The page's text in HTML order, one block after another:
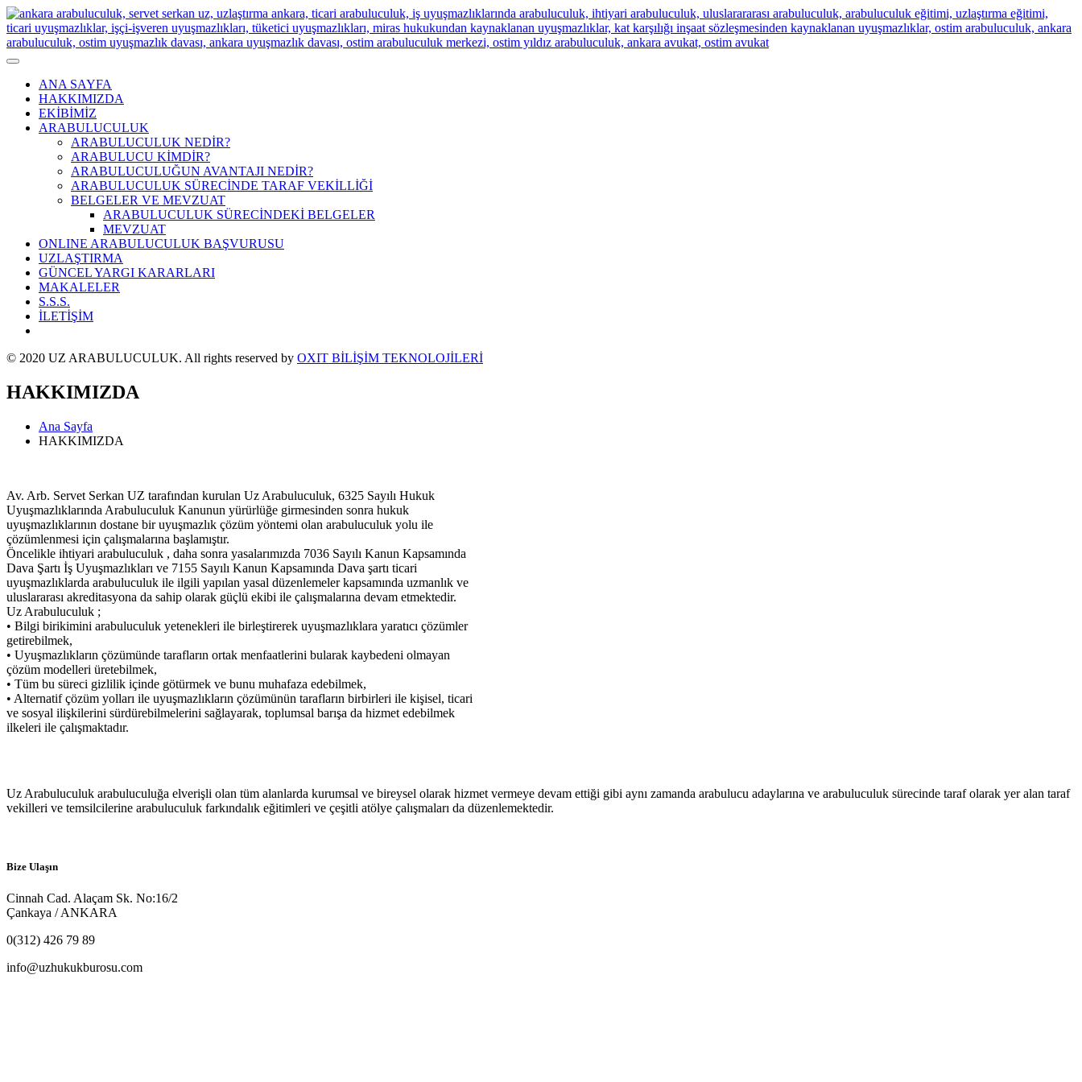
ANA SAYFA
HAKKIMIZDA
EKİBİMİZ
ARABULUCULUK
ARABULUCULUK NEDİR?
ARABULUCU KİMDİR?
ARABULUCULUĞUN AVANTAJI NEDİR?
ARABULUCULUK SÜRECİNDE TARAF VEKİLLİĞİ
BELGELER VE MEVZUAT
ARABULUCULUK SÜRECİNDEKİ BELGELER
MEVZUAT
ONLINE ARABULUCULUK BAŞVURUSU
UZLAŞTIRMA
GÜNCEL YARGI KARARLARI
MAKALELER
S.S.S.
İLETİŞİM
© 2020 UZ ARABULUCULUK. All rights reserved by OXIT BİLİŞİM TEKNOLOJİLERİ
HAKKIMIZDA
Ana Sayfa
HAKKIMIZDA
Av. Arb. Servet Serkan UZ tarafından kurulan Uz Arabuluculuk, 6325 Sayılı Hukuk
Uyuşmazlıklarında Arabuluculuk Kanunun yürürlüğe girmesinden sonra hukuk
uyuşmazlıklarının dostane bir uyuşmazlık çözüm yöntemi olan arabuluculuk yolu ile
çözümlenmesi için çalışmalarına başlamıştır.
Öncelikle ihtiyari arabuluculuk , daha sonra yasalarımızda 7036 Sayılı Kanun Kapsamında
Dava Şartı İş Uyuşmazlıkları ve 7155 Sayılı Kanun Kapsamında Dava şartı ticari
uyuşmazlıklarda arabuluculuk ile ilgili yapılan yasal düzenlemeler kapsamında uzmanlık ve
uluslararası akreditasyona da sahip olarak güçlü ekibi ile çalışmalarına devam etmektedir.
Uz Arabuluculuk ;
• Bilgi birikimini arabuluculuk yetenekleri ile birleştirerek uyuşmazlıklara yaratıcı çözümler
getirebilmek,
• Uyuşmazlıkların çözümünde tarafların ortak menfaatlerini bularak kaybedeni olmayan
çözüm modelleri üretebilmek,
• Tüm bu süreci gizlilik içinde götürmek ve bunu muhafaza edebilmek,
• Alternatif çözüm yolları ile uyuşmazlıkların çözümünün tarafların birbirleri ile kişisel, ticari
ve sosyal ilişkilerini sürdürebilmelerini sağlayarak, toplumsal barışa da hizmet edebilmek
ilkeleri ile çalışmaktadır.
Uz Arabuluculuk arabuluculuğa elverişli olan tüm alanlarda kurumsal ve bireysel olarak hizmet vermeye devam ettiği gibi aynı zamanda arabulucu adaylarına ve arabuluculuk sürecinde taraf olarak yer alan taraf
vekilleri ve temsilcilerine arabuluculuk farkındalık eğitimleri ve çeşitli atölye çalışmaları da düzenlemektedir.
Bize Ulaşın
Cinnah Cad. Alaçam Sk. No:16/2
Çankaya / ANKARA
0(312) 426 79 89
info@uzhukukburosu.com